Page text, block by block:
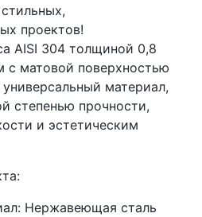
проектов!
AISI 304 толщиной 0,8
матовой поверхностью
материал,
степенью прочности,
и эстетическим
Нержавеющая сталь